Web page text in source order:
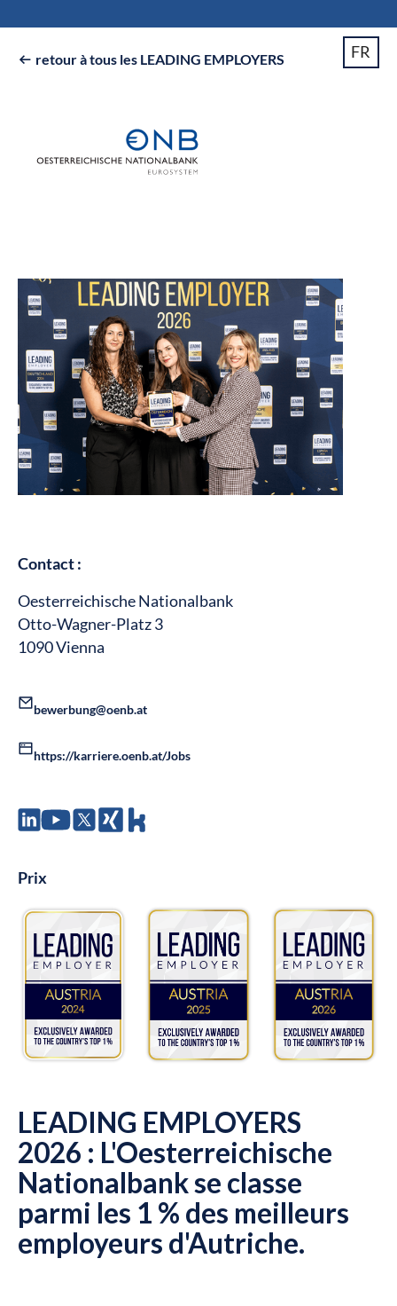
 retour à tous les LEADING EMPLOYERS FR
Contact :
Oesterreichische Nationalbank
Otto-Wagner-Platz 3
1090 Vienna
bewerbung@oenb.at
https://karriere.oenb.at/Jobs
Prix
LEADING EMPLOYERS
2026 : L'Oesterreichische
Nationalbank se classe
parmi les 1 % des meilleurs
employeurs d'Autriche.